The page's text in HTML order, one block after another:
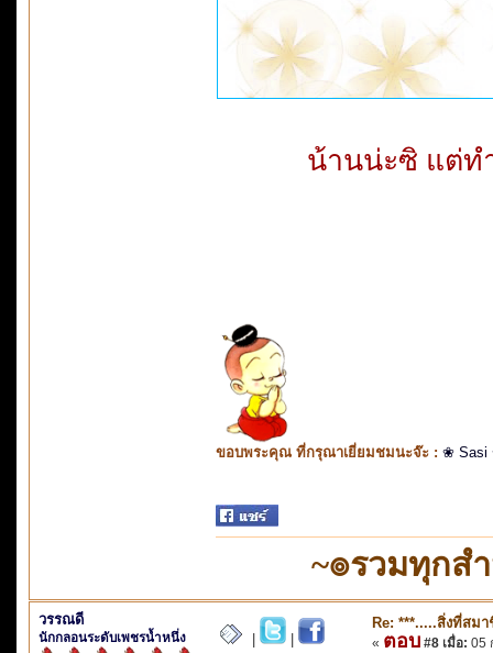
น้านน่ะซิ แต่ท
ขอบพระคุณ ที่กรุณาเยี่ยมชมนะจ๊ะ : ❀ Sasi
~๏รวมทุกส
วรรณดี
นักกลอนระดับเพชรน้ำหนึ่ง
Re: ***.....สิ่งที่สม
« ตอบ #8 เมื่อ: 05